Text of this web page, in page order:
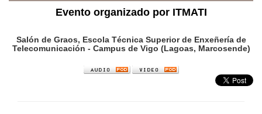
Evento organizado por ITMATI
Salón de Graos, Escola Técnica Superior de Enxeñería de
Telecomunicación - Campus de Vigo (Lagoas, Marcosende)